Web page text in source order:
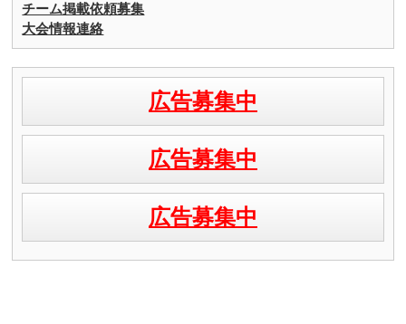
チーム掲載依頼募集
大会情報連絡
広告募集中
広告募集中
広告募集中